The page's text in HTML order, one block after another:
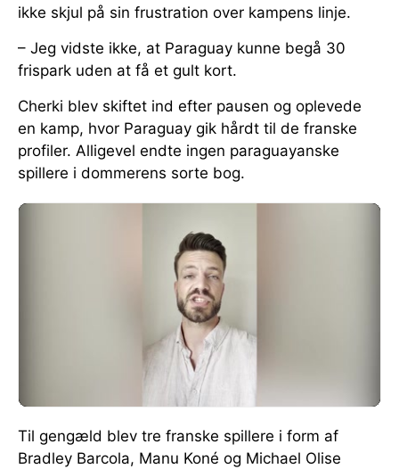
ikke skjul på sin frustration over kampens linje.
– Jeg vidste ikke, at Paraguay kunne begå 30
frispark uden at få et gult kort.
Cherki blev skiftet ind efter pausen og oplevede
en kamp, hvor Paraguay gik hårdt til de franske
profiler. Alligevel endte ingen paraguayanske
spillere i dommerens sorte bog.
Til gengæld blev tre franske spillere i form af
Bradley Barcola, Manu Koné og Michael Olise